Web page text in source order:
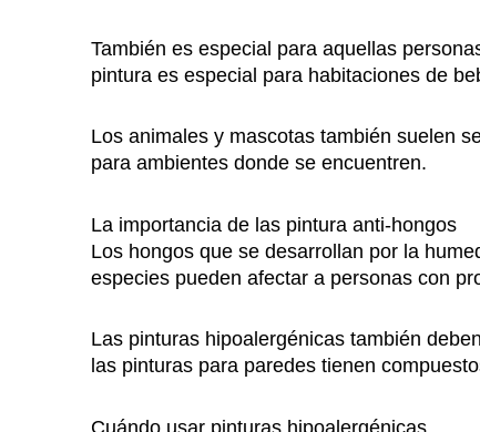
También es especial para aquellas
pintura es especial para habitaciones de
Los animales y mascotas también suelen
para ambientes donde se encuentren.
La importancia de las pintura anti-hongos
Los hongos que se desarrollan por la
especies pueden afectar a personas con
Las pinturas hipoalergénicas también
las pinturas para paredes tienen
Cuándo usar pinturas hipoalergénicas